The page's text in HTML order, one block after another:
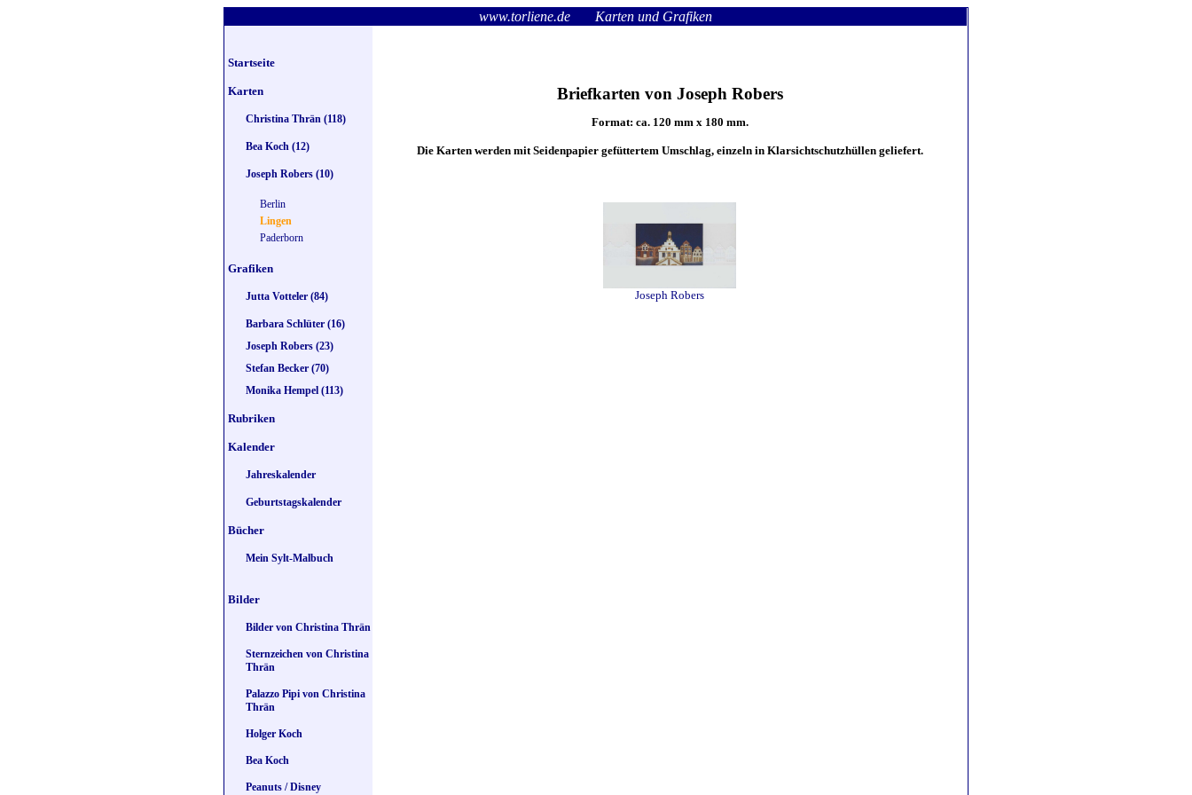
www.torliene.de Karten und Grafiken
Startseite
Karten
Christina Thrän (118)
Bea Koch (12)
Joseph Robers (10)
Berlin
Lingen
Paderborn
Grafiken
Jutta Votteler (84)
Barbara Schlüter (16)
Joseph Robers (23)
Stefan Becker (70)
Monika Hempel (113)
Rubriken
Kalender
Jahreskalender
Geburtstagskalender
Bücher
Mein Sylt-Malbuch
Bilder
Bilder von Christina Thrän
Sternzeichen von Christina
Thrän
Palazzo Pipi von Christina
Thrän
Holger Koch
Bea Koch
Peanuts / Disney
Briefkarten von Joseph Robers
Format: ca. 120 mm x 180 mm.
Die Karten werden mit Seidenpapier gefüttertem Umschlag, einzeln in Klarsichtschutzhüllen geliefert.
Joseph Robers